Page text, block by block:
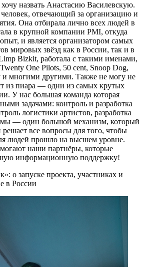
назвать Анастасию Василевскую.
отвечающий за организацию и
Она отбирала лично всех людей в
в крупной компании PMI, откуда
и является организатором самых
мировых звёзд как в России, так и в
Bizkit, работала с такими именами,
One Pilots, 50 cent, Snoop Dog,
и многими другими. Также не могу не
из пиара — одни из самых крутых
У нас большая команда которая
задачами: контроль и разработка
логистики артистов, разработка
мы — один большой механизм, который
решает все вопросы для того, чтобы
людей прошло на высшем уровне.
наши партнёры, которые
информационную поддержку!